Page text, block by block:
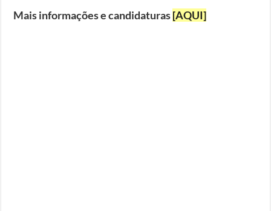
Mais informações e candidaturas[AQUI]